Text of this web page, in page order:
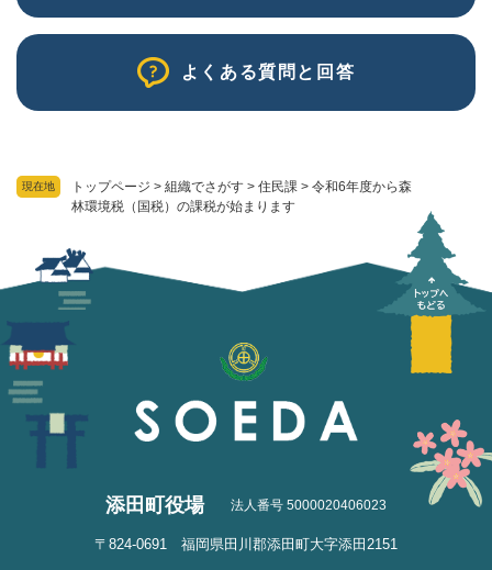
現在地 トップページ > 組織でさがす > 住民課 > 令和6年度から森
林環境税（国税）の課税が始まります
よくある質問と回答
添田町役場 法人番号 5000020406023
〒824-0691 福岡県田川郡添田町大字添田2151